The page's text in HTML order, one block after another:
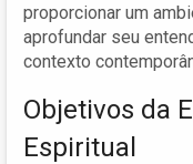
proporcionar um
aprofundar seu
contexto
Objetivos da
Espiritual